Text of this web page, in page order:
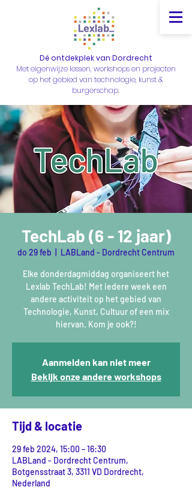
Dé ontdekplek van Dordrecht
Met eigenwijze lessen, workshops en projecten
op het gebied van technologie, kunst &
burgerschap.
TechLab (6 - 12 jaar)
do 29 feb LABLand - Dordrecht Centrum
Elke donderdagmiddag organiseert het
Lexlab TechLab! Met iedere week een
andere activiteit op het gebied van
Technologie, Kunst, Cultuur of een mix
hiervan. Kom je ook?!
Aanmelden kan niet meer
Bekijk onze andere workshops
Tijd & locatie
29 feb 2024, 15:00 – 16:30
LABLand - Dordrecht Centrum,
Botgensstraat 3, 3311 VD Dordrecht,
Nederland